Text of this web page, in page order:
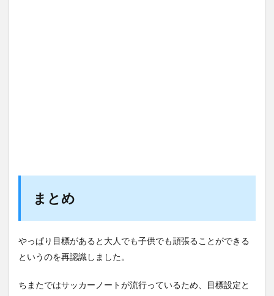
まとめ
やっぱり目標があると大人でも子供でも頑張ることができる
というのを再認識しました。
ちまたではサッカーノートが流行っているため、目標設定と